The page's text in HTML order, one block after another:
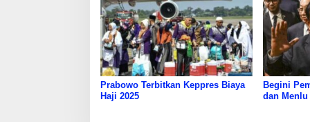
Prabowo Terbitkan Keppres Biaya
Haji 2025
Begini
dan